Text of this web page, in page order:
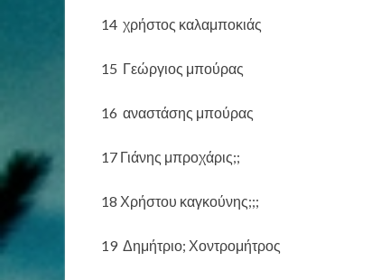
14 χρήστος καλαμποκιάς
15 Γεώργιος μπούρας
16 αναστάσης μπούρας
17 Γιάνης μπροχάρις;;
18 Χρήστου καγκούνης;;;
19 Δημήτριο; Χοντρομήτρος